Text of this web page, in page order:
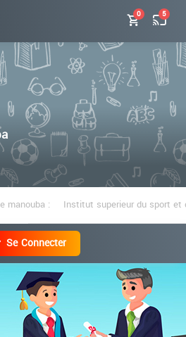
0 5
manouba :
Se Connecter